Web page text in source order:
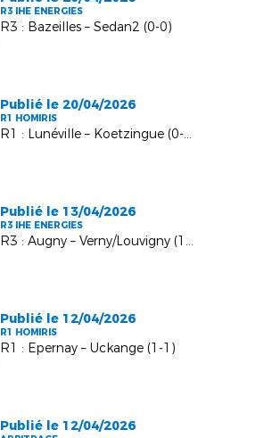
R3 IHE ENERGIES
R3 : Bazeilles – Sedan2 (0-0)
Publié le 20/04/2026
R1 HOMIRIS
R1 : Lunéville – Koetzingue (0-2)
Publié le 13/04/2026
R3 IHE ENERGIES
R3 : Augny – Verny/Louvigny (1-0)
Publié le 12/04/2026
R1 HOMIRIS
R1 : Epernay – Uckange (1-1)
Publié le 12/04/2026